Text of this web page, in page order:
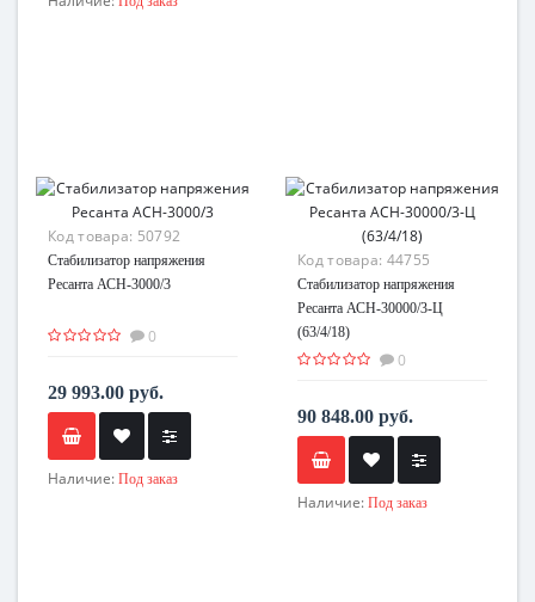
Код товара: 50792
Стабилизатор напряжения
Ресанта АСН-3000/3
0
29 993.00 руб.
Наличие: Под заказ
Код товара: 44755
Стабилизатор напряжения
Ресанта АСН-30000/3-Ц
(63/4/18)
0
90 848.00 руб.
Наличие: Под заказ